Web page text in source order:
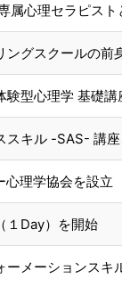
属心理セラピスト
グスクールの前
験型心理学 基礎講
スキル -SAS- 講
心理学協会を設立
１Day）を開始
メーションスキ